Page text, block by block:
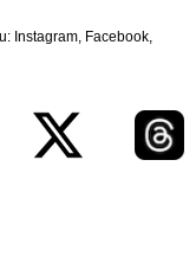
Instagram, Facebook,